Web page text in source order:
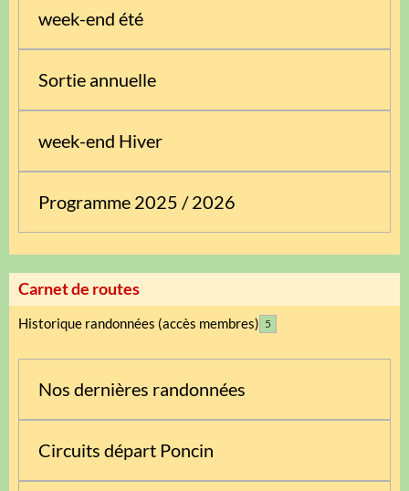
week-end été
Sortie annuelle
week-end Hiver
Programme 2025 / 2026
Carnet de routes
Historique randonnées (accès membres) 5
Nos dernières randonnées
Circuits départ Poncin